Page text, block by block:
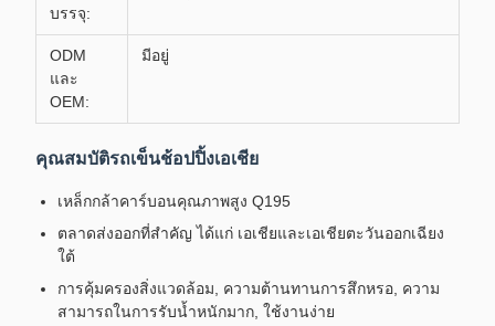
บรรจุ:
ODM
และ
OEM:
มีอยู่
คุณสมบัติรถเข็นช้อปปิ้งเอเชีย
เหล็กกล้าคาร์บอนคุณภาพสูง Q195
ตลาดส่งออกที่สำคัญ ได้แก่ เอเชียและเอเชียตะวันออกเฉียง
ใต้
การคุ้มครองสิ่งแวดล้อม, ความต้านทานการสึกหรอ, ความ
สามารถในการรับน้ำหนักมาก, ใช้งานง่าย